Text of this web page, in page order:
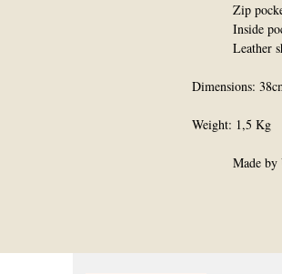
Zip pocket
Inside
Leather
Dimensions:
Weight: 1,5 Kg
Made by